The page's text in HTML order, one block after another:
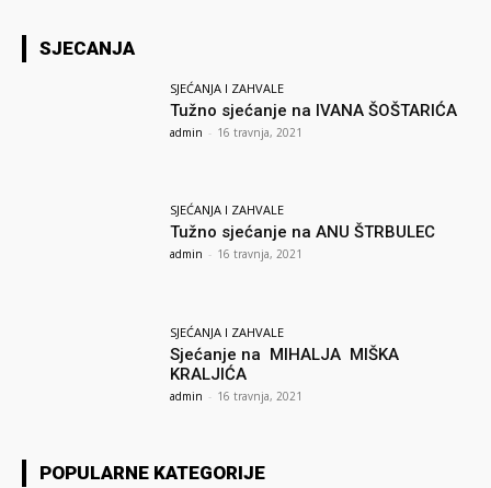
SJECANJA
SJEĆANJA I ZAHVALE
Tužno sjećanje na IVANA ŠOŠTARIĆA
admin - 16 travnja, 2021
SJEĆANJA I ZAHVALE
Tužno sjećanje na ANU ŠTRBULEC
admin - 16 travnja, 2021
SJEĆANJA I ZAHVALE
Sjećanje na MIHALJA MIŠKA
KRALJIĆA
admin - 16 travnja, 2021
POPULARNE KATEGORIJE